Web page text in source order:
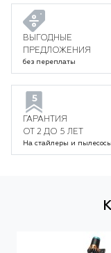
ВЫГОДНЫЕ
ПРЕДЛОЖЕНИЯ
без переплаты
ГАРАНТИЯ
ОТ 2 ДО 5 ЛЕТ
На стайлеры и пылесосы